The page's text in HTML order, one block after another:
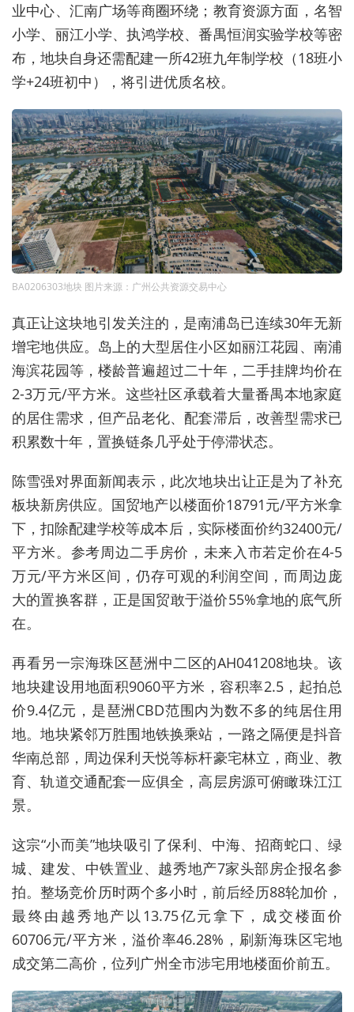
业中心、汇南广场等商圈环绕；教育资源方面，名智
小学、丽江小学、执鸿学校、番禺恒润实验学校等密
布，地块自身还需配建一所42班九年制学校（18班小
学+24班初中），将引进优质名校。
BA0206303地块 图片来源：广州公共资源交易中心
真正让这块地引发关注的，是南浦岛已连续30年无新
增宅地供应。岛上的大型居住小区如丽江花园、南浦
海滨花园等，楼龄普遍超过二十年，二手挂牌均价在
2-3万元/平方米。这些社区承载着大量番禺本地家庭
的居住需求，但产品老化、配套滞后，改善型需求已
积累数十年，置换链条几乎处于停滞状态。
陈雪强对界面新闻表示，此次地块出让正是为了补充
板块新房供应。国贸地产以楼面价18791元/平方米拿
下，扣除配建学校等成本后，实际楼面价约32400元/
平方米。参考周边二手房价，未来入市若定价在4-5
万元/平方米区间，仍存可观的利润空间，而周边庞
大的置换客群，正是国贸敢于溢价55%拿地的底气所
在。
再看另一宗海珠区琶洲中二区的AH041208地块。该
地块建设用地面积9060平方米，容积率2.5，起拍总
价9.4亿元，是琶洲CBD范围内为数不多的纯居住用
地。地块紧邻万胜围地铁换乘站，一路之隔便是抖音
华南总部，周边保利天悦等标杆豪宅林立，商业、教
育、轨道交通配套一应俱全，高层房源可俯瞰珠江江
景。
这宗“小而美”地块吸引了保利、中海、招商蛇口、绿
城、建发、中铁置业、越秀地产7家头部房企报名参
拍。整场竞价历时两个多小时，前后经历88轮加价，
最终由越秀地产以13.75亿元拿下，成交楼面价
60706元/平方米，溢价率46.28%，刷新海珠区宅地
成交第二高价，位列广州全市涉宅用地楼面价前五。